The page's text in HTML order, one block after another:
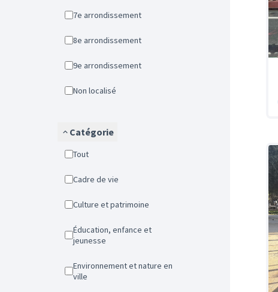
7e arrondissement
8e arrondissement
9e arrondissement
Non localisé
Catégorie
Tout
Cadre de vie
Culture et patrimoine
Éducation, enfance et
jeunesse
Environnement et nature en
ville